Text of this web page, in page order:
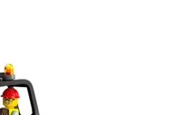
pro děti od 5 let